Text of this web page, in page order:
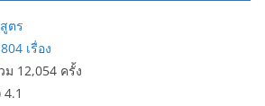
ตร
เรื่อง
ม 12,054 ครั้ง